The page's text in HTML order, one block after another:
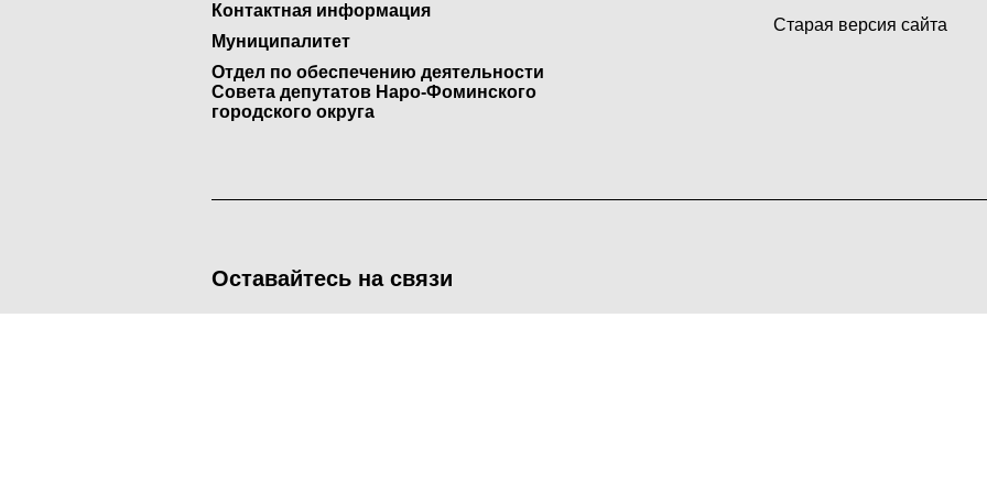
Контактная информация
Муниципалитет
Отдел по обеспечению деятельности
Совета депутатов Наро-Фоминского
городского округа
Старая версия сайта
Оставайтесь на связи